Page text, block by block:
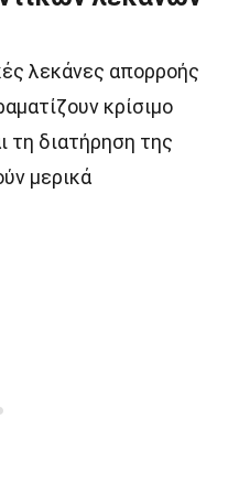
λεκάνες απορροής
κρίσιμο
τη διατήρηση της
μερικά